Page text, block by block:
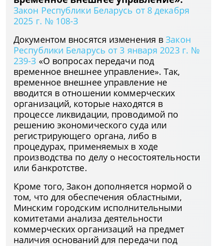
Закон Республики Беларусь от 8 декабря
2025 г. № 108-З
Документом вносятся изменения вЗакон
Республики Беларусь от 3 января 2023 г. №
239-З «О вопросах передачи под
временное внешнее управление». Так,
временное внешнее управление не
вводится в отношении коммерческих
организаций, которые находятся в
процессе ликвидации, проводимой по
решению экономического суда или
регистрирующего органа, либо в
процедурах, применяемых в ходе
производства по делу о несостоятельности
или банкротстве.
Кроме того, Закон дополняется нормой о
том, что для обеспечения областными,
Минским городским исполнительными
комитетами анализа деятельности
коммерческих организаций на предмет
наличия оснований для передачи под